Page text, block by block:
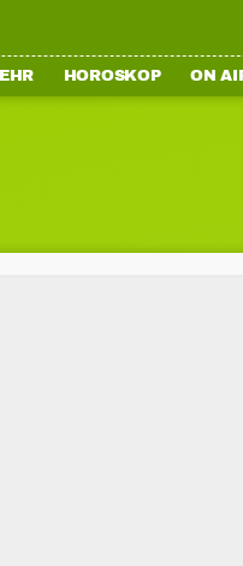
HOROSKOP ON